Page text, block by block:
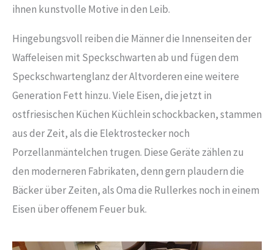
ihnen kunstvolle Motive in den Leib.
Hingebungsvoll reiben die Männer die Innenseiten der
Waffeleisen mit Speckschwarten ab und fügen dem
Speckschwartenglanz der Altvorderen eine weitere
Generation Fett hinzu. Viele Eisen, die jetzt in
ostfriesischen Küchen Küchlein schockbacken, stammen
aus der Zeit, als die Elektrostecker noch
Porzellanmäntelchen trugen. Diese Geräte zählen zu
den moderneren Fabrikaten, denn gern plaudern die
Bäcker über Zeiten, als Oma die Rullerkes noch in einem
Eisen über offenem Feuer buk.